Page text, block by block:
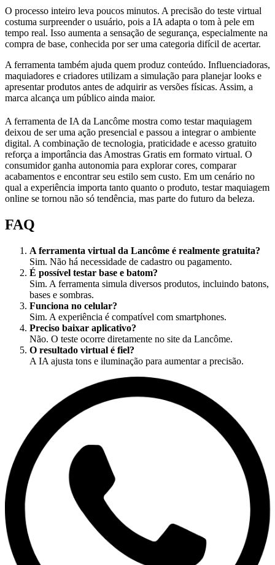
O processo inteiro leva poucos minutos. A precisão do teste virtual
costuma surpreender o usuário, pois a IA adapta o tom à pele em
tempo real. Isso aumenta a sensação de segurança, especialmente na
compra de base, conhecida por ser uma categoria difícil de acertar.
A ferramenta também ajuda quem produz conteúdo. Influenciadoras,
maquiadores e criadores utilizam a simulação para planejar looks e
apresentar produtos antes de adquirir as versões físicas. Assim, a
marca alcança um público ainda maior.
A ferramenta de IA da Lancôme mostra como testar maquiagem
deixou de ser uma ação presencial e passou a integrar o ambiente
digital. A combinação de tecnologia, praticidade e acesso gratuito
reforça a importância das Amostras Gratis em formato virtual. O
consumidor ganha autonomia para explorar cores, comparar
acabamentos e encontrar seu estilo sem custo. Em um cenário no
qual a experiência importa tanto quanto o produto, testar maquiagem
online se tornou não só tendência, mas parte do futuro da beleza.
FAQ
A ferramenta virtual da Lancôme é realmente gratuita?
Sim. Não há necessidade de cadastro ou pagamento.
É possível testar base e batom?
Sim. A ferramenta simula diversos produtos, incluindo batons,
bases e sombras.
Funciona no celular?
Sim. A experiência é compatível com smartphones.
Preciso baixar aplicativo?
Não. O teste ocorre diretamente no site da Lancôme.
O resultado virtual é fiel?
A IA ajusta tons e iluminação para aumentar a precisão.